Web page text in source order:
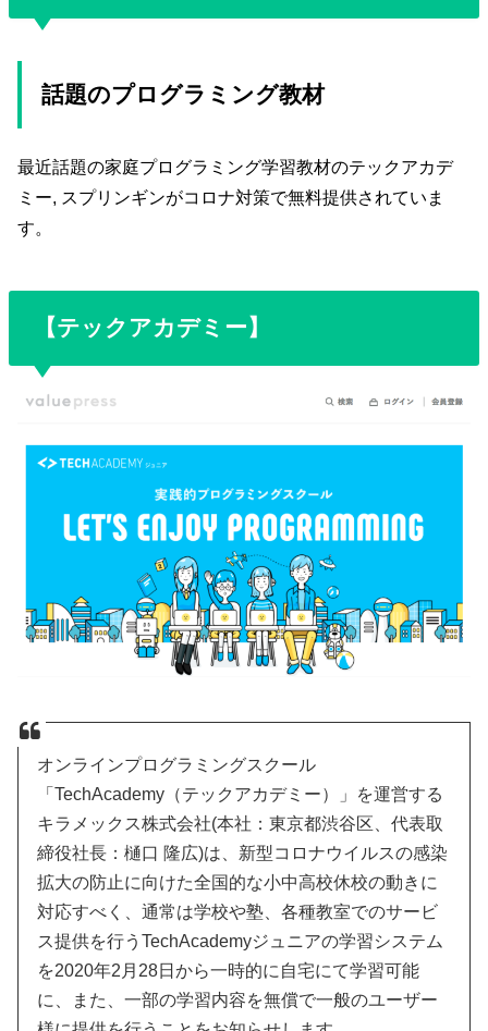
話題のプログラミング教材
最近話題の家庭プログラミング学習教材のテックアカデ
ミー, スプリンギンがコロナ対策で無料提供されていま
す。
【テックアカデミー】
オンラインプログラミングスクール
「TechAcademy（テックアカデミー）」を運営する
キラメックス株式会社(本社：東京都渋谷区、代表取
締役社長：樋口 隆広)は、新型コロナウイルスの感染
拡大の防止に向けた全国的な小中高校休校の動きに
対応すべく、通常は学校や塾、各種教室でのサービ
ス提供を行うTechAcademyジュニアの学習システム
を2020年2月28日から一時的に自宅にて学習可能
に、また、一部の学習内容を無償で一般のユーザー